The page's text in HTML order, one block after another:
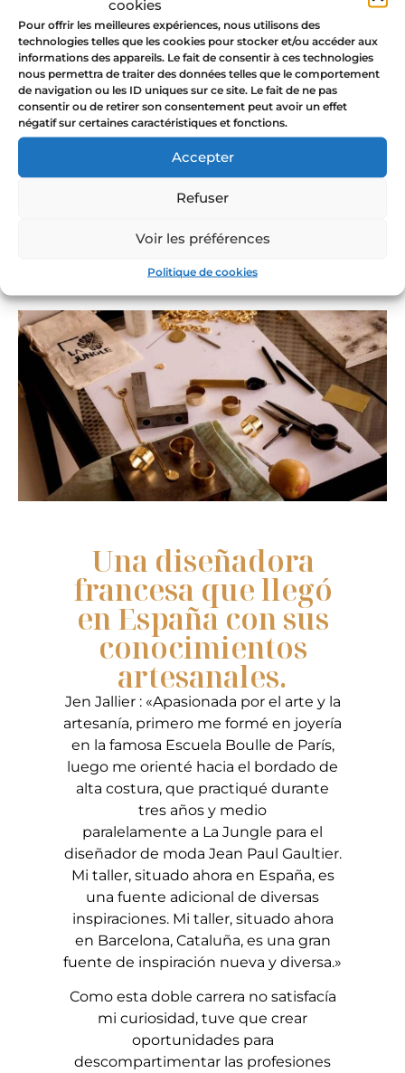
cookies
Pour offrir les meilleures expériences, nous utilisons des
technologies telles que les cookies pour stocker et/ou accéder aux
informations des appareils. Le fait de consentir à ces technologies
nous permettra de traiter des données telles que le comportement
de navigation ou les ID uniques sur ce site. Le fait de ne pas
consentir ou de retirer son consentement peut avoir un effet
négatif sur certaines caractéristiques et fonctions.
Accepter
Refuser
Voir les préférences
Politique de cookies
las cadenas vienen de París.
Mi dorador, que da brillo y durabilidad
a sus joyas con oro de 24 quilates, y mi
fundidor, que se encarga de fundir
joyas intemporales y piezas de
volumen, están en Barcelona.
Los nuevos sobres de papel reciclado
en los que envío sus pedidos, las
bolsas de tela reciclada impresas a
mano y las cajas de cartón reciclado
Una diseñadora
francesa que llegó
en España con sus
conocimientos
artesanales.
Jen Jallier : «Apasionada por el arte y la
artesanía, primero me formé en joyería
en la famosa Escuela Boulle de París,
luego me orienté hacia el bordado de
alta costura, que practiqué durante
tres años y medio
paralelamente a La Jungle para el
diseñador de moda Jean Paul Gaultier.
Mi taller, situado ahora en España, es
una fuente adicional de diversas
inspiraciones. Mi taller, situado ahora
en Barcelona, Cataluña, es una gran
fuente de inspiración nueva y diversa.»
Como esta doble carrera no satisfacía
mi curiosidad, tuve que crear
oportunidades para
descompartimentar las profesiones